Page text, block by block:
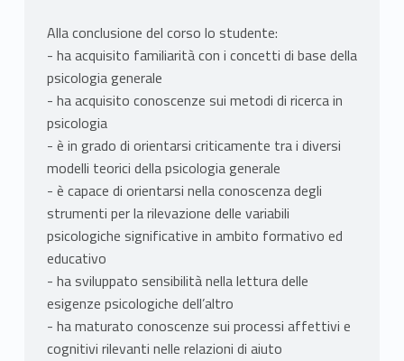
Alla conclusione del corso lo studente:
- ha acquisito familiarità con i concetti di base della
psicologia generale
- ha acquisito conoscenze sui metodi di ricerca in
psicologia
- è in grado di orientarsi criticamente tra i diversi
modelli teorici della psicologia generale
- è capace di orientarsi nella conoscenza degli
strumenti per la rilevazione delle variabili
psicologiche significative in ambito formativo ed
educativo
- ha sviluppato sensibilità nella lettura delle
esigenze psicologiche dell’altro
- ha maturato conoscenze sui processi affettivi e
cognitivi rilevanti nelle relazioni di aiuto